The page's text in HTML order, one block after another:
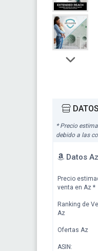
* Precio
debido a las
Datos Az
Precio
venta en Az *
Ranking de
Az
Ofertas Az
ASIN: